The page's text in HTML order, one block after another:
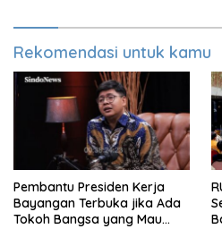
Rekomendasi untuk kamu
Pembantu Presiden Kerja
Bayangan Terbuka jika Ada
Tokoh Bangsa yang Mau